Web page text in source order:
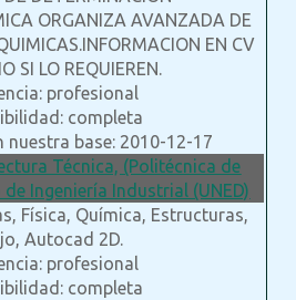
ORGANIZA AVANZADA DE
EN CV
SI LO REQUIEREN.
profesional
completa
nuestra base: 2010-12-17
Técnica, (Politécnica de
Ingeniería Industrial (UNED)
Física, Química, Estructuras,
Autocad 2D.
profesional
completa